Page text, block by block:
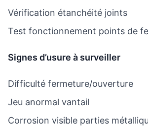
Vérification étanchéité joints
Test fonctionnement points de
Signes d’usure à surveiller
Difficulté fermeture/ouverture
Jeu anormal vantail
Corrosion visible parties